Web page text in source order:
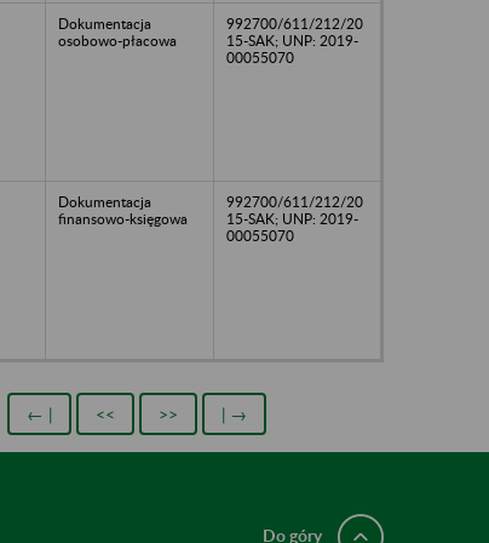
Dokumentacja
osobowo-płacowa
992700/611/212/20
15-SAK; UNP: 2019-
00055070
Dokumentacja
finansowo-księgowa
992700/611/212/20
15-SAK; UNP: 2019-
00055070
← | << >> | →
Do góry